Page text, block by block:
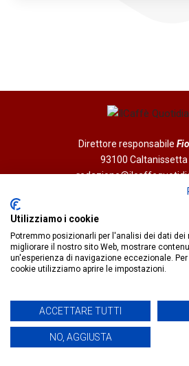
Direttore responsabile
93100 Caltanissetta
C.F.
IlCaffèQuotidiano.online è una testata
Utilizziamo i cookie
Potremmo posizionarli per l'analisi dei dati
migliorare il nostro sito Web, mostrare
un'esperienza di navigazione eccezionale.
cookie utilizziamo aprire le impostazioni.
ACCETTARE TUTTI
NO, AGGIUSTA